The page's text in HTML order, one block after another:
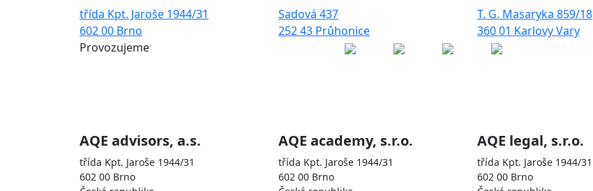
třída Kpt. Jaroše 1944/31
602 00 Brno
Sadová 437
252 43 Průhonice
T. G. Masaryka 859/18
360 01 Karlovy Vary
Provozujeme
AQE advisors, a.s.
třída Kpt. Jaroše 1944/31
602 00 Brno
AQE academy, s.r.o.
třída Kpt. Jaroše 1944/31
602 00 Brno
AQE legal, s.r.o.
třída Kpt. Jaroše 1944/31
602 00 Brno